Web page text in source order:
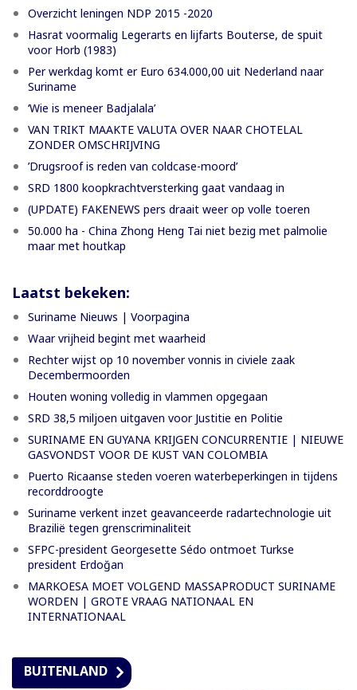
Overzicht leningen NDP 2015 -2020
Hasrat voormalig Legerarts en lijfarts Bouterse, de spuit
voor Horb (1983)
Per werkdag komt er Euro 634.000,00 uit Nederland naar
Suriname
‘Wie is meneer Badjalala’
VAN TRIKT MAAKTE VALUTA OVER NAAR CHOTELAL
ZONDER OMSCHRIJVING
’Drugsroof is reden van coldcase-moord’
SRD 1800 koopkrachtversterking gaat vandaag in
(UPDATE) FAKENEWS pers draait weer op volle toeren
50.000 ha - China Zhong Heng Tai niet bezig met palmolie
maar met houtkap
Laatst bekeken:
Suriname Nieuws | Voorpagina
Waar vrijheid begint met waarheid
Rechter wijst op 10 november vonnis in civiele zaak
Decembermoorden
Houten woning volledig in vlammen opgegaan
SRD 38,5 miljoen uitgaven voor Justitie en Politie
SURINAME EN GUYANA KRIJGEN CONCURRENTIE | NIEUWE
GASVONDST VOOR DE KUST VAN COLOMBIA
Puerto Ricaanse steden voeren waterbeperkingen in tijdens
recorddroogte
Suriname verkent inzet geavanceerde radartechnologie uit
Brazilië tegen grenscriminaliteit
SFPC-president Georgesette Sédo ontmoet Turkse
president Erdoğan
MARKOESA MOET VOLGEND MASSAPRODUCT SURINAME
WORDEN | GROTE VRAAG NATIONAAL EN
INTERNATIONAAL
BUITENLAND